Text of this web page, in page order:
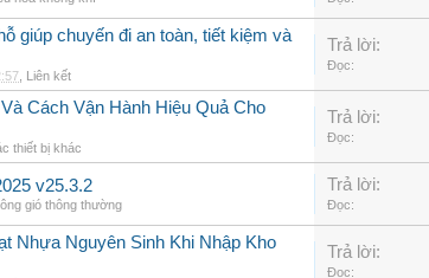
giúp chuyến đi an toàn, tiết kiệm và
Liên kết
Trả lời:
Đọc:
Cách Vận Hành Hiệu Quả Cho
thiết bị khác
Trả lời:
Đọc:
v25.3.2
gió thông thường
Trả lời:
Đọc:
Nhựa Nguyên Sinh Khi Nhập Kho
Trả lời:
Đọc: